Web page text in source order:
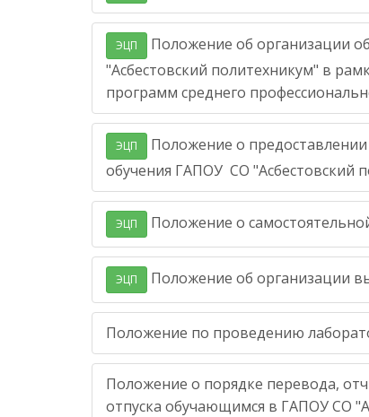
ЭЦП
Положение об организации
"Асбестовский политехникум" в
программ среднего
ЭЦП
Положение о
обучения ГАПОУ СО "Асбестовский
ЭЦП Положение о
ЭЦП Положение об организации
Положение по проведению
Положение о порядке перевода,
отпуска обучающимся в ГАПОУ СО